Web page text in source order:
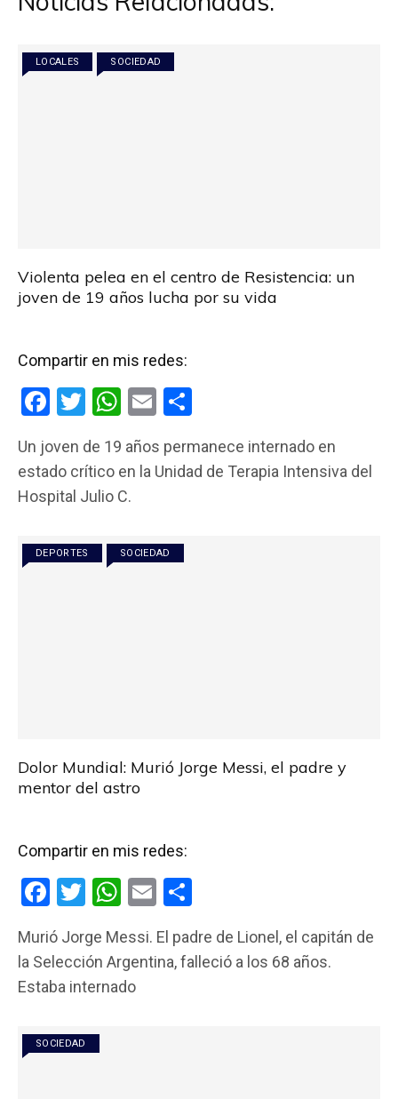
LOCALES SOCIEDAD
Violenta pelea en el centro de Resistencia: un
joven de 19 años lucha por su vida
Compartir en mis redes:
F
ce
b
o
k
T
tt
er
W
at
s
p
p
E
ail m
p
Un joven de 19 años permanece internado en
estado crítico en la Unidad de Terapia Intensiva del
Hospital Julio C.
DEPORTES SOCIEDAD
Dolor Mundial: Murió Jorge Messi, el padre y
mentor del astro
Compartir en mis redes:
F
ce
b
o
k
T
tt
er
W
at
s
E
ail m
p
Murió Jorge Messi. El padre de Lionel, el capitán de
la Selección Argentina, falleció a los 68 años.
Estaba internado
SOCIEDAD